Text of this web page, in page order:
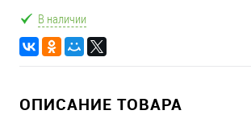
В наличии
ОПИСАНИЕ ТОВАРА